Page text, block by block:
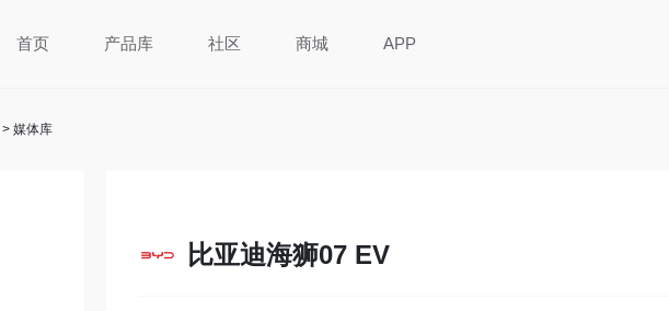
首页 产品库 社区 商城 APP
> 媒体库
比亚迪海狮07 EV